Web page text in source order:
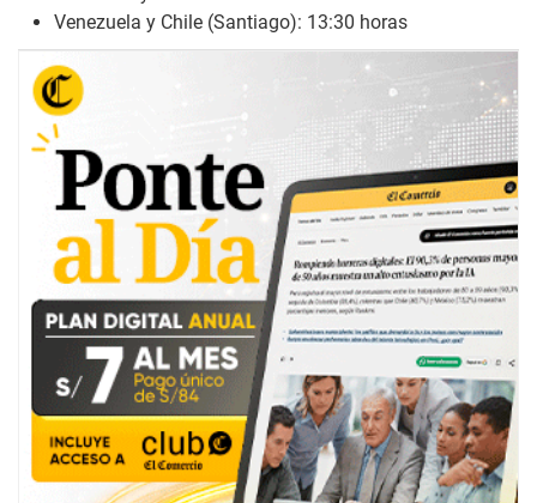
Venezuela y Chile (Santiago): 13:30 horas